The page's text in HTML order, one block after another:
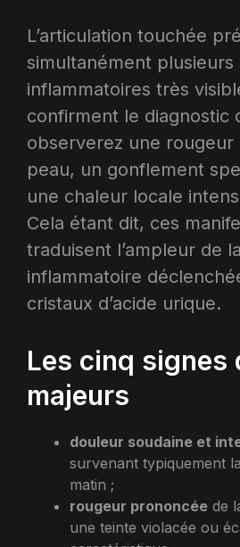
L’articulation touchée
simultanément plusieurs
inflammatoires très
confirment le diagnostic
observerez une rougeur
peau, un gonflement
une chaleur locale
Cela étant dit, ces
traduisent l’ampleur de
inflammatoire
cristaux d’acide urique.​
Les cinq signes
majeurs
douleur soudaine et
survenant typiquement
matin ;
rougeur prononcée de
une teinte violacée ou